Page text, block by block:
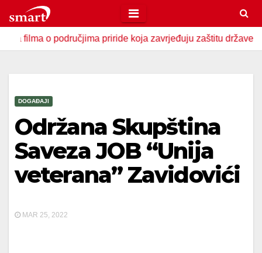
to
contento područjima priride koja zavrjeđuju zaštitu države U
DOGAĐAJI
Održana Skupština
Saveza JOB “Unija
veterana” Zavidovići
MAR 25, 2022